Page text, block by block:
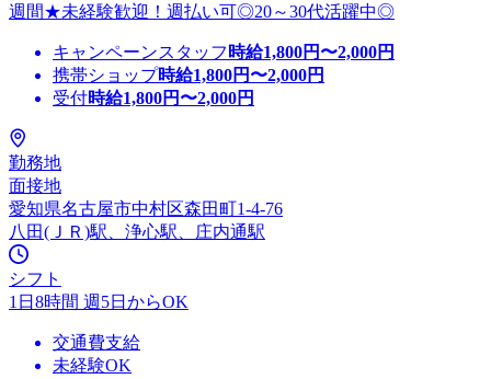
週間★未経験歓迎！週払い可◎20～30代活躍中◎
キャンペーンスタッフ 時給1,800円〜2,000円
携帯ショップ時給1,800円〜2,000円
受付時給1,800円〜2,000円
勤務地
面接地
愛知県名古屋市中村区森田町1-4-76
八田(ＪＲ)駅、浄心駅、庄内通駅
シフト
1日8時間 週5日からOK
交通費支給
未経験OK